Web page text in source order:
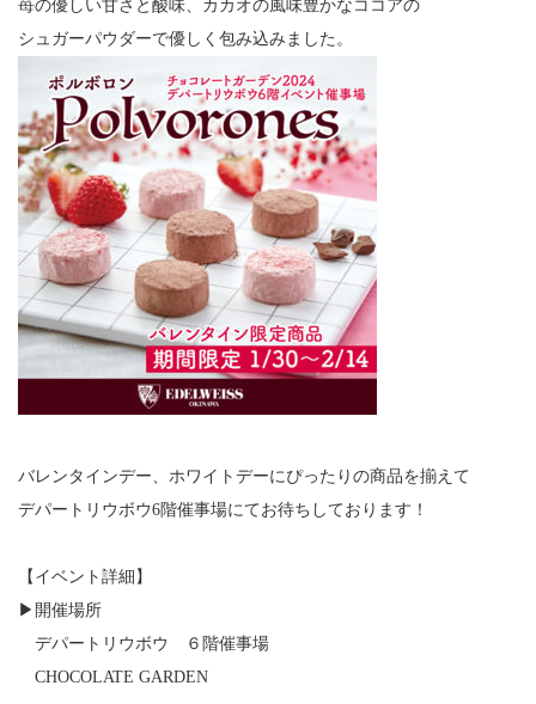
苺の優しい甘さと酸味、カカオの風味豊かなココアの
シュガーパウダーで優しく包み込みました。
バレンタインデー、ホワイトデーにぴったりの商品を揃えて
デパートリウボウ6階催事場にてお待ちしております！
【イベント詳細】
▶︎開催場所
デパートリウボウ ６階催事場
CHOCOLATE GARDEN